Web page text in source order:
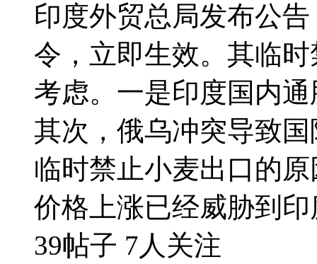
印度外贸总局发布公
令，立即生效。其临
考虑。一是印度国内
其次，俄乌冲突导致
临时禁止小麦出口的
价格上涨已经威胁到
39帖子 7人关注